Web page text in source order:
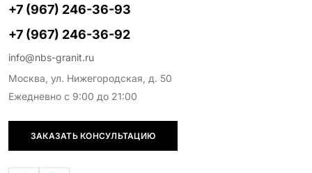
+7 (967) 246-36-93
+7 (967) 246-36-92
info@nbs-granit.ru
Москва, ул. Нижегородская, д. 50
Ежедневно с 9:00 до 21:00
ЗАКАЗАТЬ КОНСУЛЬТАЦИЮ